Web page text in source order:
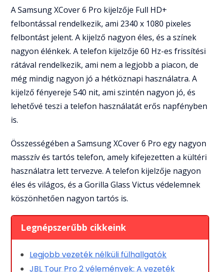
A Samsung XCover 6 Pro kijelzője Full HD+
felbontással rendelkezik, ami 2340 x 1080 pixeles
felbontást jelent. A kijelző nagyon éles, és a színek
nagyon élénkek. A telefon kijelzője 60 Hz-es frissítési
rátával rendelkezik, ami nem a legjobb a piacon, de
még mindig nagyon jó a hétköznapi használatra. A
kijelző fényereje 540 nit, ami szintén nagyon jó, és
lehetővé teszi a telefon használatát erős napfényben
is.
Összességében a Samsung XCover 6 Pro egy nagyon
masszív és tartós telefon, amely kifejezetten a kültéri
használatra lett tervezve. A telefon kijelzője nagyon
éles és világos, és a Gorilla Glass Victus védelemnek
köszönhetően nagyon tartós is.
Legnépszerűbb cikkeink
Legjobb vezeték nélküli fülhallgatók
JBL Tour Pro 2 vélemények: A vezeték